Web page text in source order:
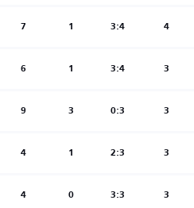
4
3:4
1
7
3
3:4
1
6
3
0:3
3
9
3
2:3
1
4
3
3:3
0
4